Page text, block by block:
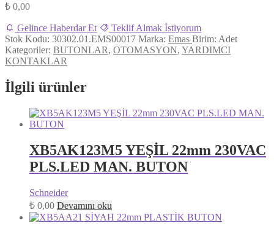
₺ 0,00
Gelince Haberdar Et
Teklif Almak İstiyorum
Stok Kodu: 30302.01.EMS00017 Marka: Emas Birim: Adet
Kategoriler: BUTONLAR, OTOMASYON, YARDIMCI
KONTAKLAR
İlgili ürünler
XB5AK123M5 YEŞİL 22mm 230VAC
PLS.LED MAN. BUTON
Schneider
₺ 0,00 Devamını oku